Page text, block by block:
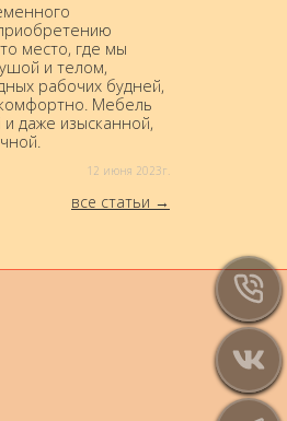
место, где мы
и телом,
рабочих будней,
Мебель
даже изысканной,
12 июня 2023г.
все статьи